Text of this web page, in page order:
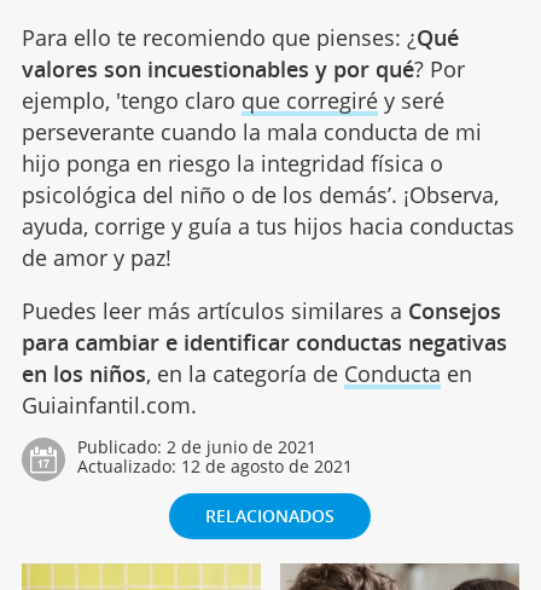
Para ello te recomiendo que pienses: ¿Qué
valores son incuestionables y por qué? Por
ejemplo, 'tengo claro que corregiréy seré
perseverante cuando la mala conducta de mi
hijo ponga en riesgo la integridad física o
psicológica del niño o de los demás’. ¡Observa,
ayuda, corrige y guía a tus hijos hacia conductas
de amor y paz!
Puedes leer más artículos similares a Consejos
para cambiar e identificar conductas negativas
en los niños, en la categoría de Conducta en
Guiainfantil.com.
Publicado: 2 de junio de 2021
Actualizado: 12 de agosto de 2021
RELACIONADOS